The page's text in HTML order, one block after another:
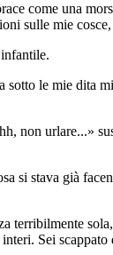
come una
sulle mie
sotto le mie dita
non urlare...»
si stava già
terribilmente
Sei scappato